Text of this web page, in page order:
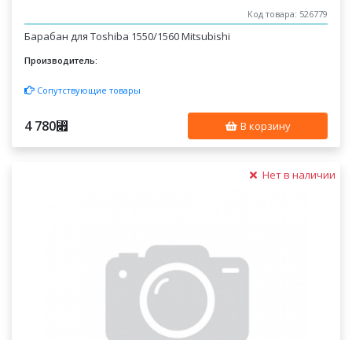
Код товара: 526779
Барабан для Toshiba 1550/1560 Mitsubishi
Производитель:
Сопутствующие товары
4 780⃏ В корзину
Нет в наличии